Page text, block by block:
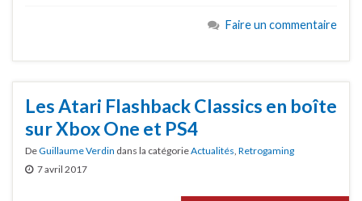
Faire un commentaire
Les Atari Flashback Classics en boîte
sur Xbox One et PS4
DeGuillaume Verdin dans la catégorieActualités, Retrogaming
7 avril 2017